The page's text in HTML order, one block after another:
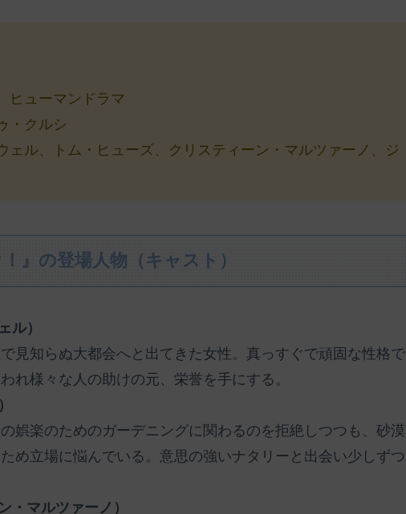
ヒューマンドラマ
・クルシ
ェル、トム・ヒューズ、クリスティーン・マルツァーノ、ジ
』の登場人物（キャスト）
ル）
見知らぬ大都会へと出てきた女性。真っすぐで頑固な性格で
れ様々な人の助けの元、栄誉を手にする。
娯楽のためのガーデニングに関わるのを拒絶しつつも、砂漠
め立場に悩んでいる。意思の強いナタリーと出会い少しずつ
・マルツァーノ）